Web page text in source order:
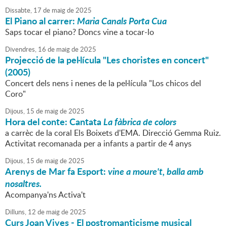
Dissabte, 17 de maigde2025
El Piano al carrer:Maria Canals Porta Cua
Saps tocar el piano? Doncs vine a tocar-lo
Divendres, 16 de maigde2025
Projecció de la pel·lícula "Les choristes en concert"
(2005)
Concert dels nens i nenes de la pel·lícula "Los chicos del
Coro"
Dijous, 15 de maigde2025
Hora del conte: CantataLa fàbrica de colors
a carrèc de la coral Els Boixets d'EMA. Direcció Gemma Ruiz.
Activitat recomanada per a infants a partir de 4 anys
Dijous, 15 de maigde2025
Arenys de Mar fa Esport:vine a moure't, balla amb
nosaltres.
Acompanya'ns Activa't
Dilluns, 12 de maigde2025
Curs Joan Vives - El postromanticisme musical